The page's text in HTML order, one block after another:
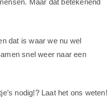
Maar dat betekenend
dat is waar we nu wel
snel weer naar een
nodig!? Laat het ons weten!